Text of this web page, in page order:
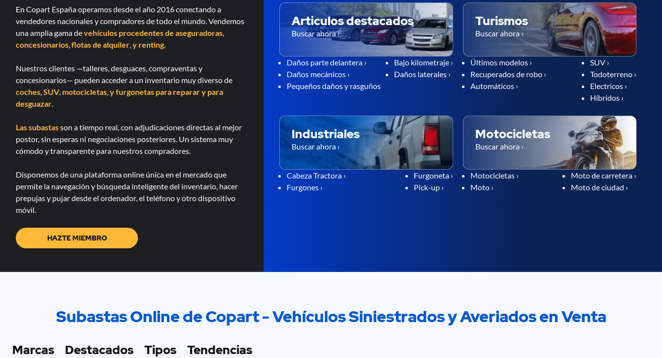
En Copart España operamos desde el año 2016 conectando a
vendedores nacionales y compradores de todo el mundo. Vendemos
una amplia gama devehículos procedentes de aseguradoras
concesionarios flotas de alquiler y renting
Nuestros clientes —talleres, desguaces, compraventas y
concesionarios— pueden acceder a un inventario muy diverso de
coches SUV, motocicletas y furgonetas para reparary para
desguazar
Las subastasson a tiempo real, con adjudicaciones directas al mejor
postor, sin esperas ni negociaciones posteriores. Un sistema muy
cómodo y transparente para nuestros compradores.
Disponemos de una plataforma online única en el mercado que
permite la navegación y búsqueda inteligente del inventario, hacer
prepujas y pujar desde el ordenador, el teléfono y otro dispositivo
móvil.
HAZTE MIEMBRO
Articulos destacados
Buscar ahora ›
Daños parte delantera ›
Daños mecánicos ›
Pequeños daños y rasguños
Bajo kilometraje ›
Daños laterales ›
Turismos
Buscar ahora ›
Últimos modelos ›
Recuperados de robo ›
Automáticos ›
SUV ›
Todoterreno ›
Electricos ›
Híbridos ›
Industriales
Buscar ahora ›
Cabeza Tractora ›
Furgones ›
Furgoneta ›
Pick-up ›
Motocicletas
Buscar ahora ›
Motocicletas ›
Moto ›
Moto de carretera ›
Moto de ciudad ›
Subastas Online de Copart - Vehículos Siniestrados y Averiados en Venta
Marcas Destacados Tipos Tendencias